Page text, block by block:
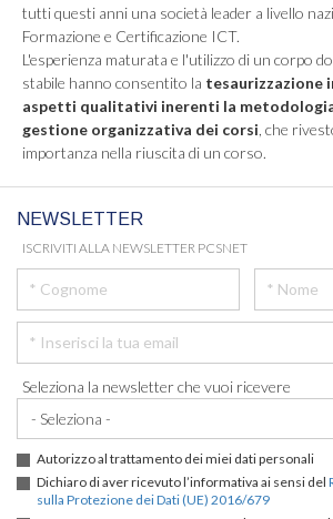
tutti questi anni una società leader a livello
Formazione e Certificazione ICT.
L'esperienza maturata e l'utilizzo di un corpo
stabile hanno consentito la tesaurizzazione
aspetti qualitativi inerenti la
gestione organizzativa dei corsi , che
importanza nella riuscita di un corso.
NEWSLETTER
ISCRIVITI ALLA NEWSLETTER PCSNET
Seleziona la newsletter che vuoi ricevere
Autorizzo al trattamento dei miei dati personali
Dichiaro di aver ricevuto l’informativa ai sensi del
sulla Protezione dei Dati (UE) 2016/679